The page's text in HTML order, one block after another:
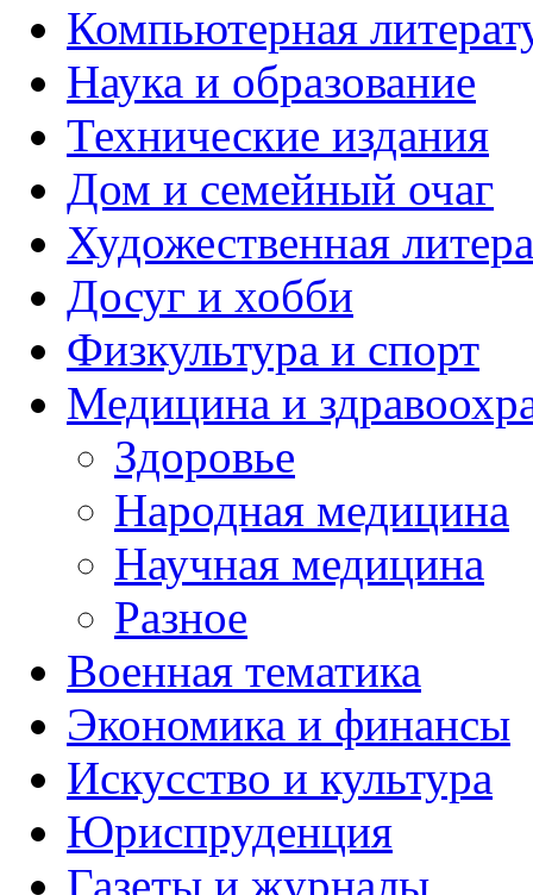
Компьютерная
Наука и образование
Технические издания
Дом и семейный очаг
Художественная
Досуг и хобби
Физкультура и спорт
Медицина и
Здоровье
Народная медицина
Научная медицина
Разное
Военная тематика
Экономика и финансы
Искусство и культура
Юриспруденция
Газеты и журналы